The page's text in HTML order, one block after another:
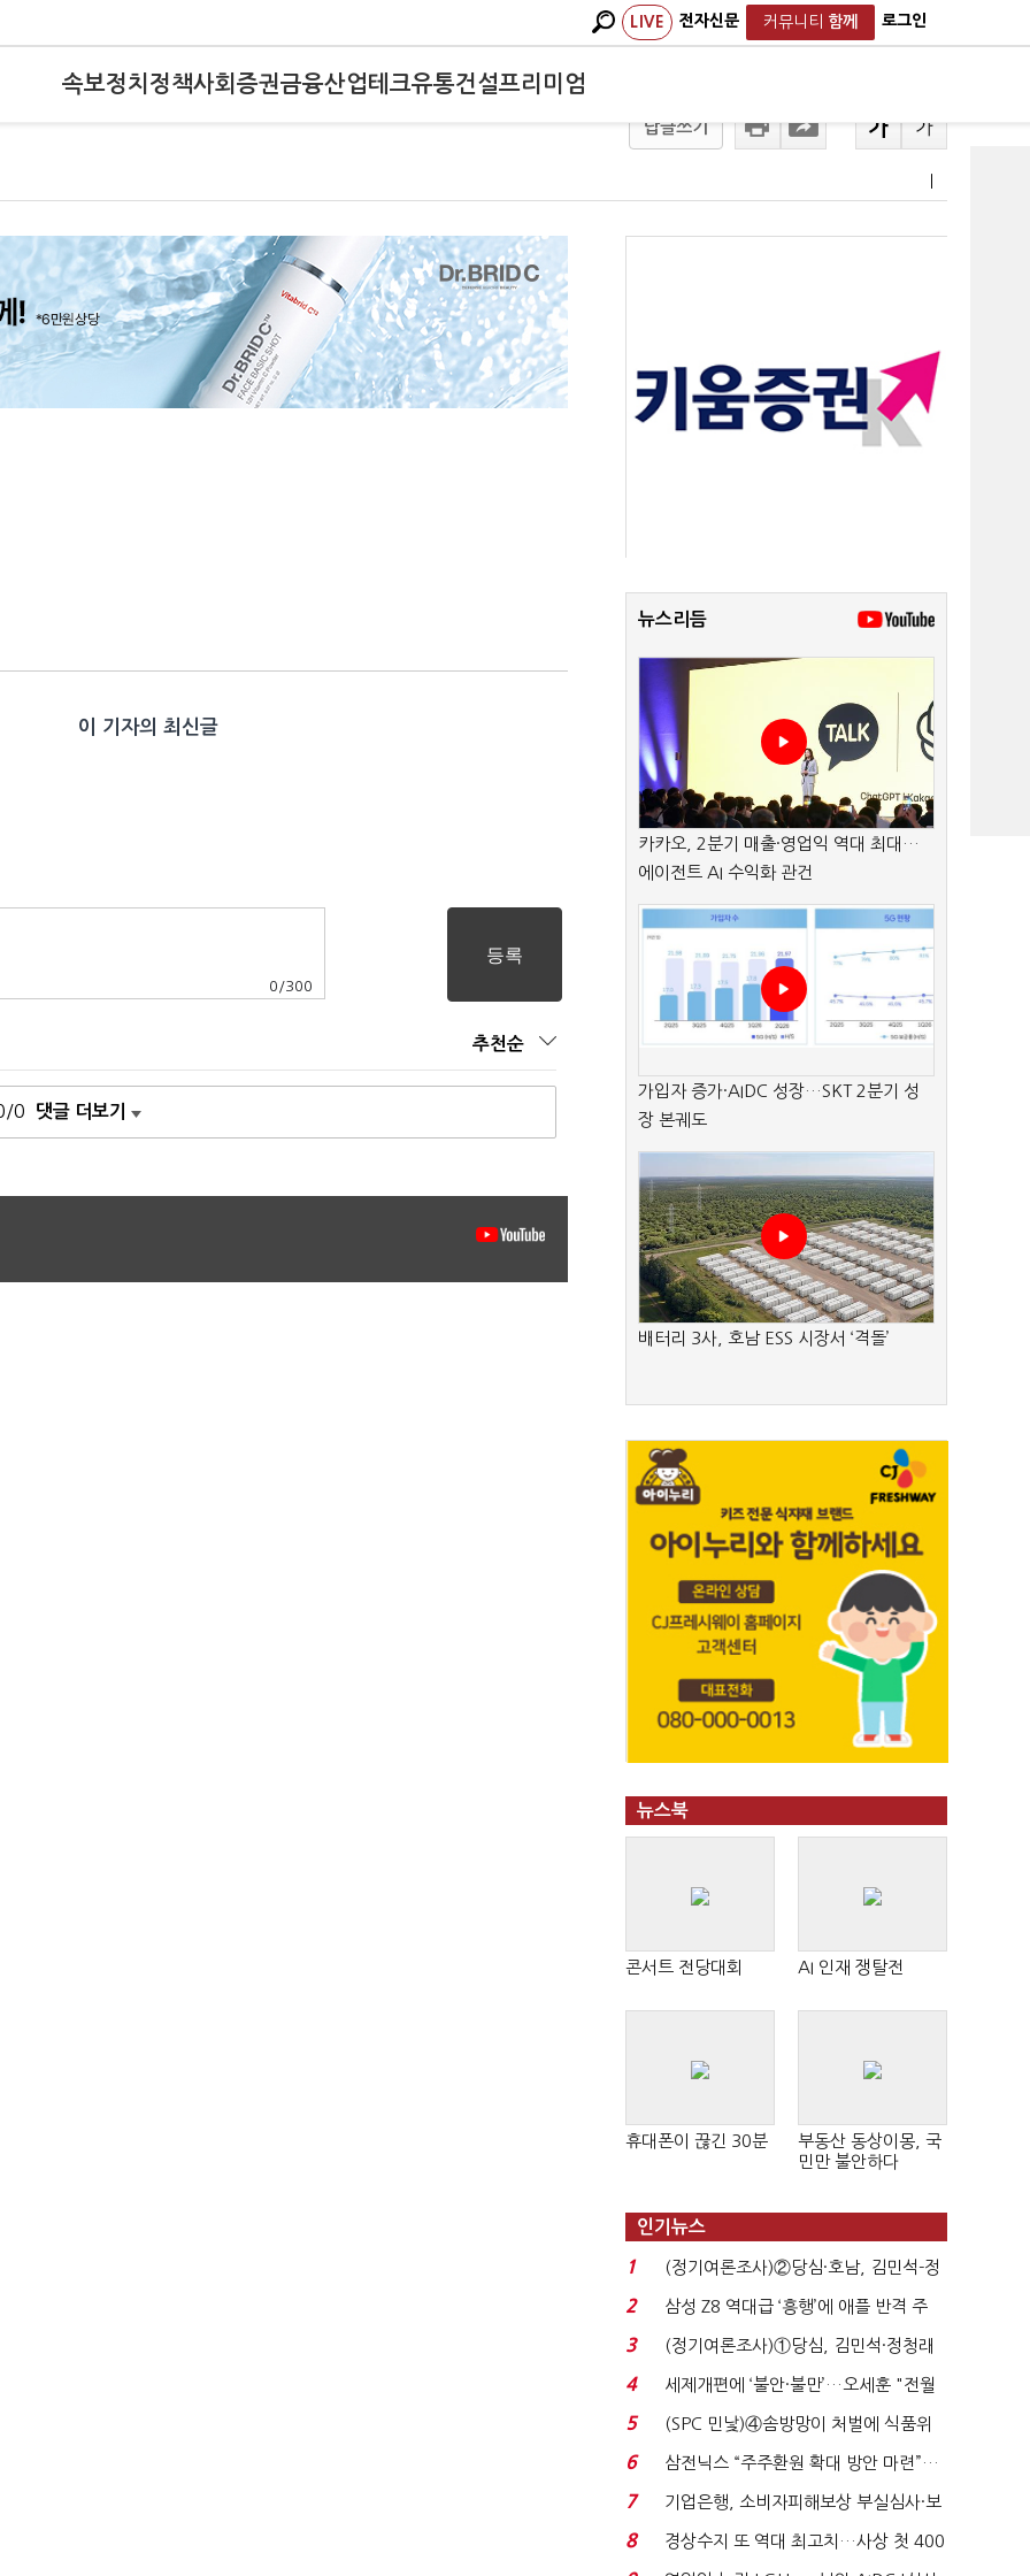
LIVE 전자신문 커뮤니티 함께 로그인
속보정치 정책사회 증권금융산업테크유통건설프리미엄
답글쓰기
이 기자의 최신글
0 /300
추천순
0 댓글 더보기
뉴스리듬
카카오, 2분기 매출·영업익 역대 최대…
에이전트 AI 수익화 관건
가입자 증가·AIDC 성장…SKT 2분기 성
장 본궤도
배터리 3사, 호남 ESS 시장서 ‘격돌’
뉴스북
콘서트 전당대회 AI 인재 쟁탈전
휴대폰이 끊긴 30분
부동산 동상이몽, 국
민만 불안하다
인기뉴스
1
(정기여론조사)②당심·호남, 김민석-정
청래 '초접전'...
2
삼성 Z8 역대급 ‘흥행’에 애플 반격 주
목…9월 ‘폴...
3
(정기여론조사)①당심, 김민석·정청래
'초접전'…대통령 ...
4
세제개편에 ‘불안·불만’…오세훈 "전월
세 구하기 더 ...
5
(SPC 민낯)④솜방망이 처벌에 식품위
생법 위반 반복...
6
삼전닉스 “주주환원 확대 방안 마련”…
로이터에 성명...
7
기업은행, 소비자피해보상 부실심사·보
이스피싱 공시 ...
8
경상수지 또 역대 최고치…사상 첫 400
억달러에 '3% 성...